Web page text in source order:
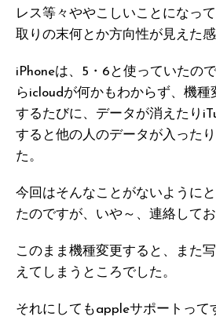
レス等々ややこしいことになっ
取りの末何とか方向性が見えた感
iPhoneは、5・6と使っていたの
らicloudが何かもわからず、機種
するたびに、データが消えたり
すると他の人のデータが入った
た。
今回はそんなことがないように
たのですが、いや～、連絡して
このまま機種変更すると、また
えてしまうところでした。
それにしてもappleサポートって